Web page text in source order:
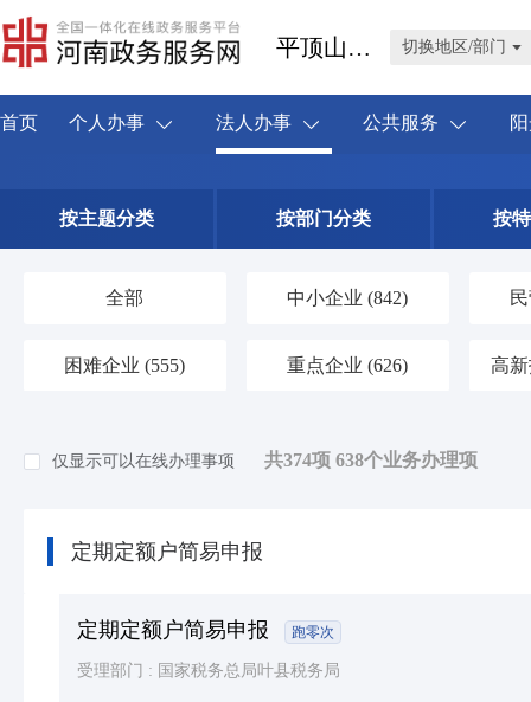
平顶山市叶县 切换地区/部门
首页 个人办事 法人办事 公共服务
按主题分类 按部门分类 按
全部 中小企业(842)
困难企业(555) 重点企业(626) 高
仅显示可以在线办理事项 共374项 638个业务办理项
定期定额户简易申报
定期定额户简易申报 跑零次
受理部门 : 国家税务总局叶县税务局